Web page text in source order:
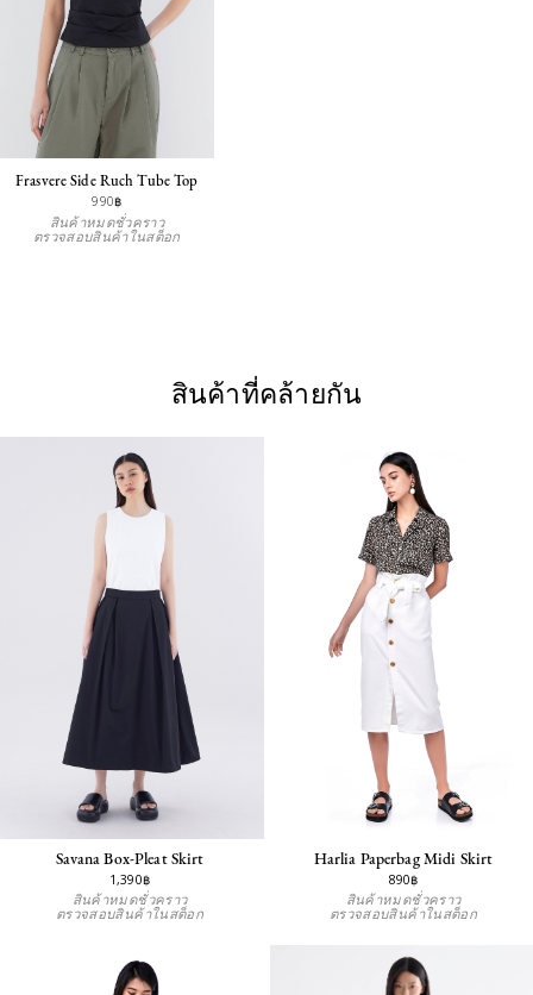
Frasvere Side Ruch Tube Top
990฿
สินค้าหมดชั่วคราว
ตรวจสอบสินค้าในสต็อก
สินค้าที่คล้ายกัน
Savana Box-Pleat Skirt
1,390฿
สินค้าหมดชั่วคราว
ตรวจสอบสินค้าในสต็อก
Harlia Paperbag Midi Skirt
890฿
สินค้าหมดชั่วคราว
ตรวจสอบสินค้าในสต็อก